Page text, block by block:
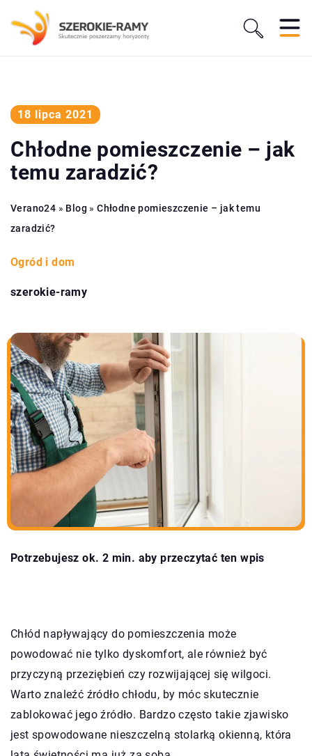
18 lipca 2021
Chłodne pomieszczenie – jak
temu zaradzić?
Verano24 » Blog »Chłodne pomieszczenie – jak temu
zaradzić?
Ogród i dom
szerokie-ramy
Potrzebujesz ok. 2 min. aby przeczytać ten wpis
Chłód napływający do pomieszczenia może
powodować nie tylko dyskomfort, ale również być
przyczyną przeziębień czy rozwijającej się wilgoci.
Warto znaleźć źródło chłodu, by móc skutecznie
zablokować jego źródło. Bardzo często takie zjawisko
jest spowodowane nieszczelną stolarką okienną, która